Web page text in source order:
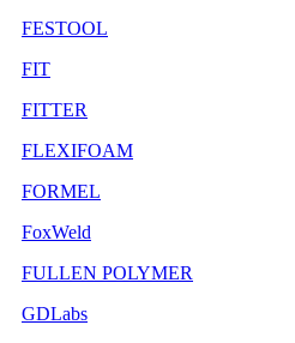
FESTOOL
FIT
FITTER
FLEXIFOAM
FORMEL
FoxWeld
FULLEN POLYMER
GDLabs